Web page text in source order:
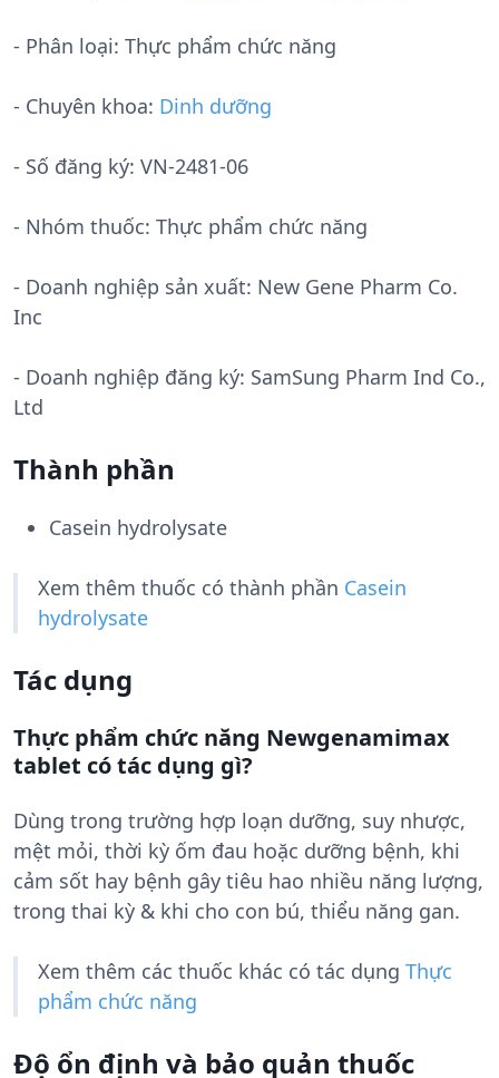
- Phân loại: Thực phẩm chức năng
- Chuyên khoa: Dinh dưỡng
- Số đăng ký: VN-2481-06
- Nhóm thuốc: Thực phẩm chức năng
- Doanh nghiệp sản xuất: New Gene Pharm Co.
Inc
- Doanh nghiệp đăng ký: SamSung Pharm Ind Co.,
Ltd
Thành phần
Casein hydrolysate
Xem thêm thuốc có thành phần Casein
hydrolysate
Tác dụng
Thực phẩm chức năng Newgenamimax
tablet có tác dụng gì?
Dùng trong trường hợp loạn dưỡng, suy nhược,
mệt mỏi, thời kỳ ốm đau hoặc dưỡng bệnh, khi
cảm sốt hay bệnh gây tiêu hao nhiều năng lượng,
trong thai kỳ & khi cho con bú, thiểu năng gan.
Xem thêm các thuốc khác có tác dụng Thực
phẩm chức năng
Độ ổn định và bảo quản thuốc